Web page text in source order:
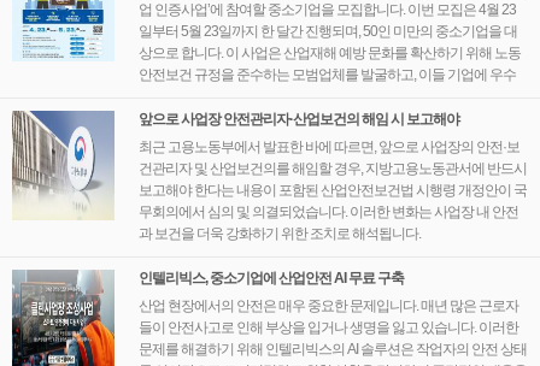
업 인증사업’에 참여할 중소기업을 모집합니다. 이번 모집은 4월 23
일부터 5월 23일까지 한 달간 진행되며, 50인 미만의 중소기업을 대
상으로 합니다. 이 사업은 산업재해 예방 문화를 확산하기 위해 노동
안전보건 규정을 준수하는 모범업체를 발굴하고, 이들 기업에 우수
앞으로 사업장 안전관리자·산업보건의 해임 시 보고해야
최근 고용노동부에서 발표한 바에 따르면, 앞으로 사업장의 안전·보
건관리자 및 산업보건의를 해임할 경우, 지방고용노동관서에 반드시
보고해야 한다는 내용이 포함된 산업안전보건법 시행령 개정안이 국
무회의에서 심의 및 의결되었습니다. 이러한 변화는 사업장 내 안전
과 보건을 더욱 강화하기 위한 조치로 해석됩니다.
인텔리빅스, 중소기업에 산업안전 AI 무료 구축
산업 현장에서의 안전은 매우 중요한 문제입니다. 매년 많은 근로자
들이 안전사고로 인해 부상을 입거나 생명을 잃고 있습니다. 이러한
문제를 해결하기 위해 인텔리빅스의 AI 솔루션은 작업자의 안전 상태